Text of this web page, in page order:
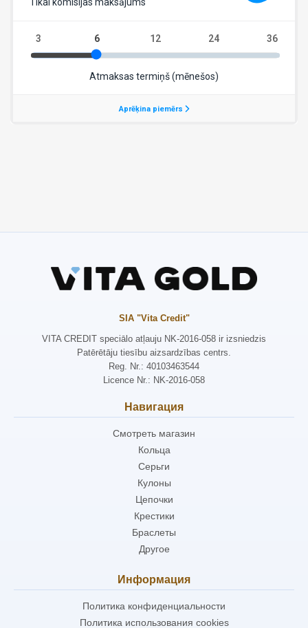
SIA "Vita Credit"
VITA CREDIT speciālo atļauju NK-2016-058 ir izsniedzis
Patērētāju tiesību aizsardzības centrs.
Reg. Nr.: 40103463544
Licence Nr.: NK-2016-058
Навигация
Смотреть магазин
Кольца
Серьги
Кулоны
Цепочки
Крестики
Браслеты
Другое
Информация
Политика конфиденциальности
Политика использования cookies